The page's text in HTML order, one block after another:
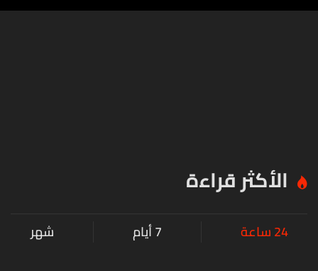
الأكثر قراءة
24 ساعة 7 أيام شهر